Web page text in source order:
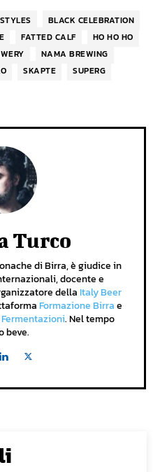
BLACK CELEBRATION
FATTED CALF
HO HO HO
NAMA BREWING
SKAPTE
SUPERG
Turco
di Birra, è giudice in
docente e
della Italy Beer
Formazione Birrae
Fermentazioni. Nel tempo
beve.